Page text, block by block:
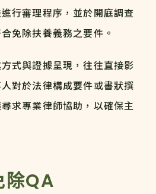
進行審理程序，並於開庭調查
免除扶養義務之要件。
式與證據呈現，往往直接影
對於法律構成要件或書狀撰
求專業律師協助，以確保主
除QA